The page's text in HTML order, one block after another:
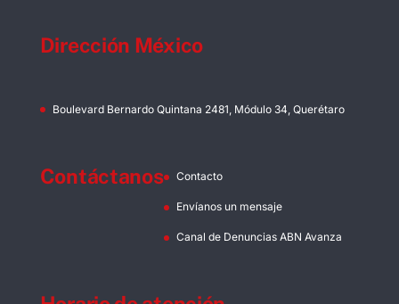
Dirección México
Boulevard Bernardo Quintana 2481, Módulo 34, Querétaro
Contáctanos Contacto
Envíanos un mensaje
Canal de Denuncias ABN Avanza